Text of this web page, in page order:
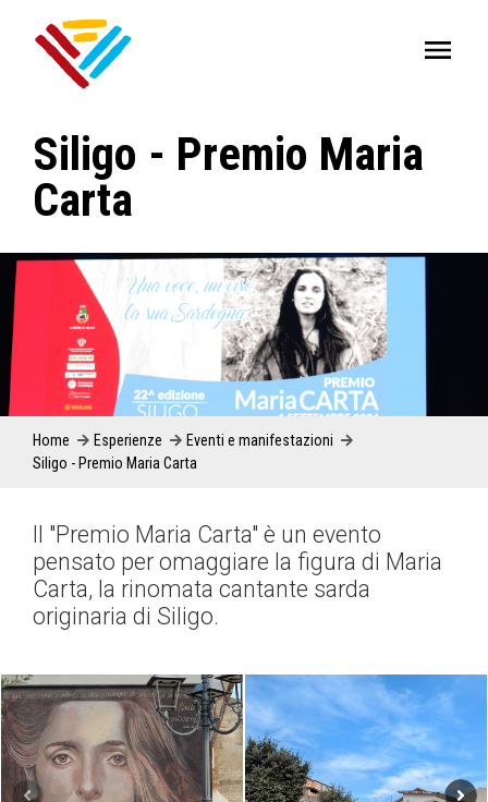
Siligo - Premio Maria
Carta
Home Esperienze
Eventi e manifestazioni
Siligo - Premio Maria Carta
Il "Premio Maria Carta" è un evento
pensato per omaggiare la figura di Maria
Carta, la rinomata cantante sarda
originaria di Siligo.